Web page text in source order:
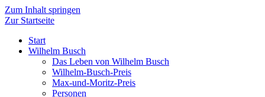
Zum Inhalt springen
Zur Startseite
Start
Wilhelm Busch
Das Leben von Wilhelm Busch
Wilhelm-Busch-Preis
Max-und-Moritz-Preis
Personen